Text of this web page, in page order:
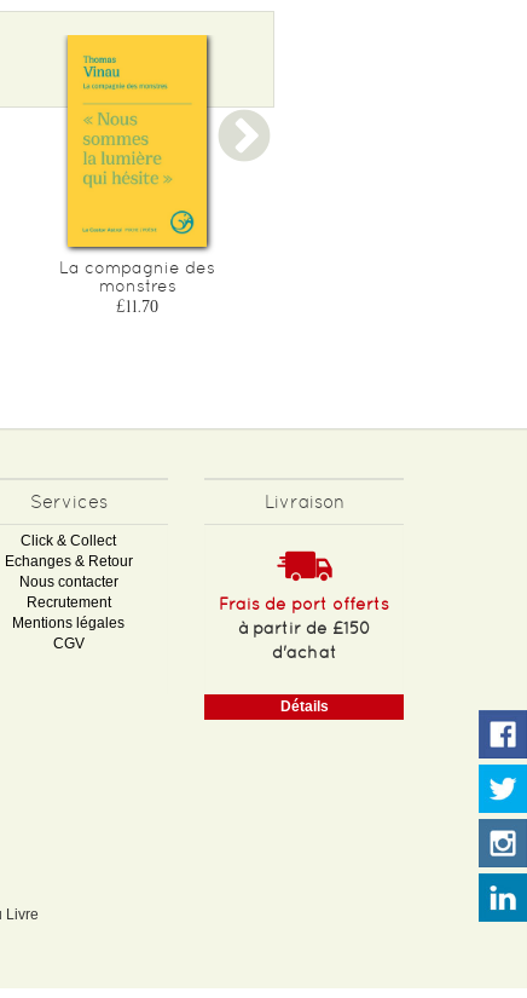
La compagnie des
monstres
£11.70
Services
Click & Collect
Echanges & Retour
Nous contacter
Recrutement
Mentions légales
CGV
Livraison
Frais de port offerts
à partir de £150
d'achat
Détails
Livre